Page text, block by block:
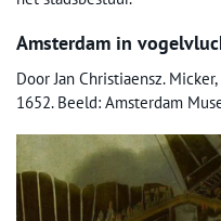
Amsterdam in
Door Jan Christiaensz.
1652. Beeld: Amsterdam